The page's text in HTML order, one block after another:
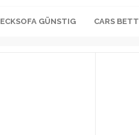
ECKSOFA GÜNSTIG CARS BETT